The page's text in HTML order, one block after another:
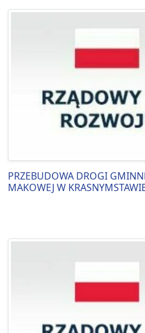
PRZEBUDOWA DROGI
MAKOWEJ W